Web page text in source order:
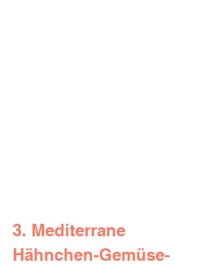
3. Mediterrane
Hähnchen-Gemüse-